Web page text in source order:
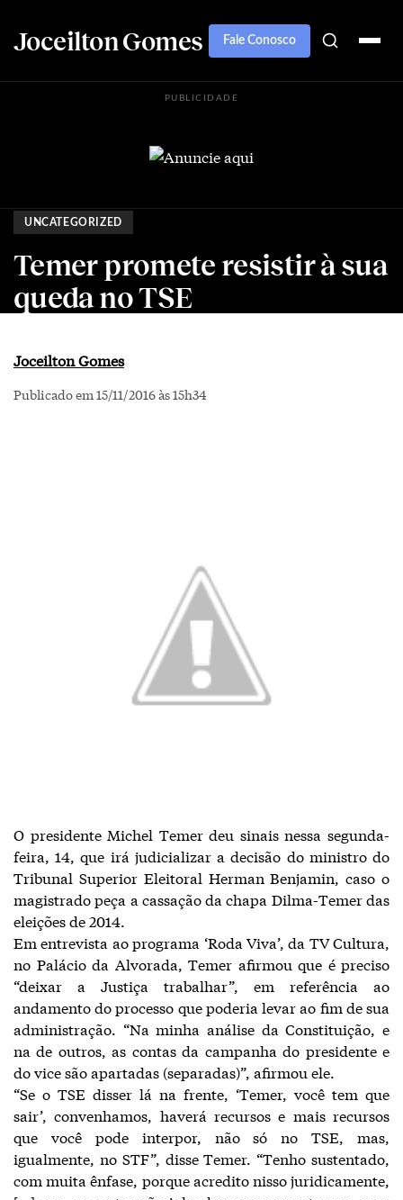
Joceilton Gomes Fale Conosco
PUBLICIDADE
UNCATEGORIZED
Temer promete resistir à sua
queda no TSE
Joceilton Gomes
Publicado em 15/11/2016 às 15h34
O presidente Michel Temer deu sinais nessa segunda-
feira, 14, que irá judicializar a decisão do ministro do
Tribunal Superior Eleitoral Herman Benjamin, caso o
magistrado peça a cassação da chapa Dilma-Temer das
eleições de 2014.
Em entrevista ao programa ‘Roda Viva’, da TV Cultura,
no Palácio da Alvorada, Temer afirmou que é preciso
“deixar a Justiça trabalhar”, em referência ao
andamento do processo que poderia levar ao fim de sua
administração. “Na minha análise da Constituição, e
na de outros, as contas da campanha do presidente e
do vice são apartadas (separadas)”, afirmou ele.
“Se o TSE disser lá na frente, ‘Temer, você tem que
sair’, convenhamos, haverá recursos e mais recursos
que você pode interpor, não só no TSE, mas,
igualmente, no STF”, disse Temer. “Tenho sustentado,
com muita ênfase, porque acredito nisso juridicamente,